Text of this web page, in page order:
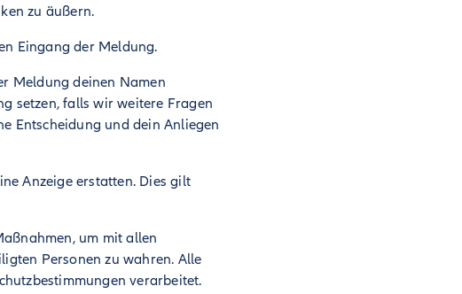
zu äußern.
Eingang der Meldung.
Meldung deinen Namen
setzen, falls wir weitere Fragen
Entscheidung und dein Anliegen
Anzeige erstatten. Dies gilt
um mit allen
Personen zu wahren. Alle
verarbeitet.